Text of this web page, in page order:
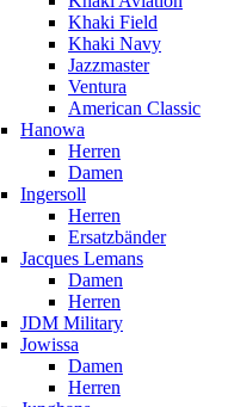
Khaki Field
Khaki Navy
Jazzmaster
Ventura
American Classic
Hanowa
Herren
Damen
Ingersoll
Herren
Ersatzbänder
Jacques Lemans
Damen
Herren
JDM Military
Jowissa
Damen
Herren